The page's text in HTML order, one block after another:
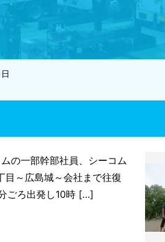
の一部幹部社員、シーコム
目～広島城～会社まで往復
ごろ出発し10時 […]